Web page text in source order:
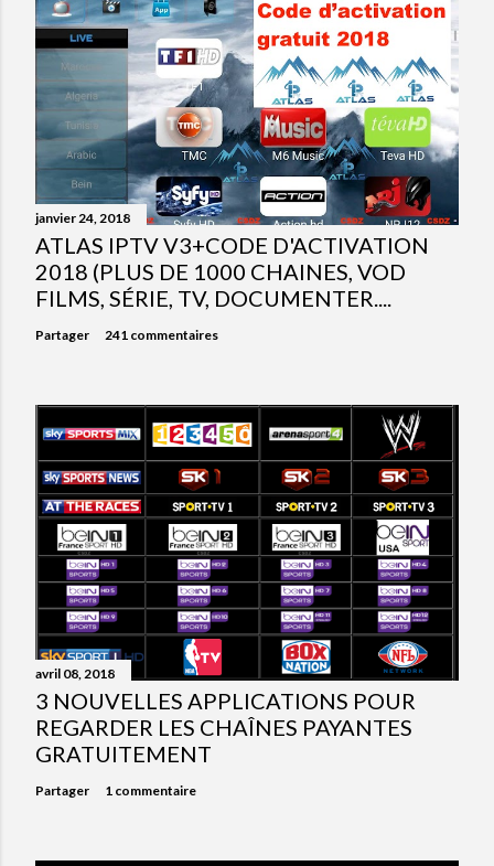
janvier 24, 2018
ATLAS IPTV V3+CODE D'ACTIVATION
2018 (PLUS DE 1000 CHAINES, VOD
FILMS, SÉRIE, TV, DOCUMENTER....
Partager 241 commentaires
avril 08, 2018
3 NOUVELLES APPLICATIONS POUR
REGARDER LES CHAÎNES PAYANTES
GRATUITEMENT
Partager 1 commentaire